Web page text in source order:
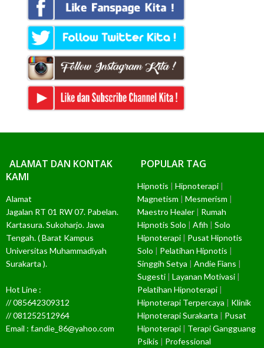
ALAMAT DAN KONTAK
KAMI
Alamat
Jagalan RT 01 RW 07. Pabelan.
Kartasura. Sukoharjo. Jawa
Tengah. ( Barat Kampus
Universitas Muhammadiyah
Surakarta ).
Hot Line :
// 085642309312
// 081252512964
Email : f.andie_86@yahoo.com
POPULAR TAG
Hipnotis |Hipnoterapi |
Magnetism |Mesmerism |
Maestro Healer | Rumah
Hipnotis Solo |Afih |Solo
Hipnoterapi | Pusat Hipnotis
Solo | Pelatihan Hipnotis |
Singgih Setya |Andie Fians |
Sugesti |Layanan Motivasi |
Pelatihan Hipnoterapi |
Hipnoterapi Terpercaya | Klinik
Hipnoterapi Surakarta | Pusat
Hipnoterapi | Terapi Gangguang
Psikis | Professional